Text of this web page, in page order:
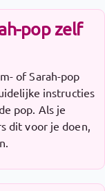
pop zelf
of Sarah-pop
instructies
pop. Als je
dit voor je doen,